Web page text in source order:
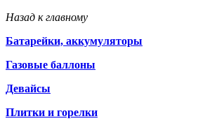
Назад к главному
Батарейки, аккумуляторы
Газовые баллоны
Девайсы
Плитки и горелки